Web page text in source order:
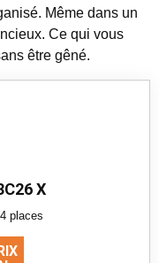
Même dans un
Ce qui vous
être gêné.
X
places